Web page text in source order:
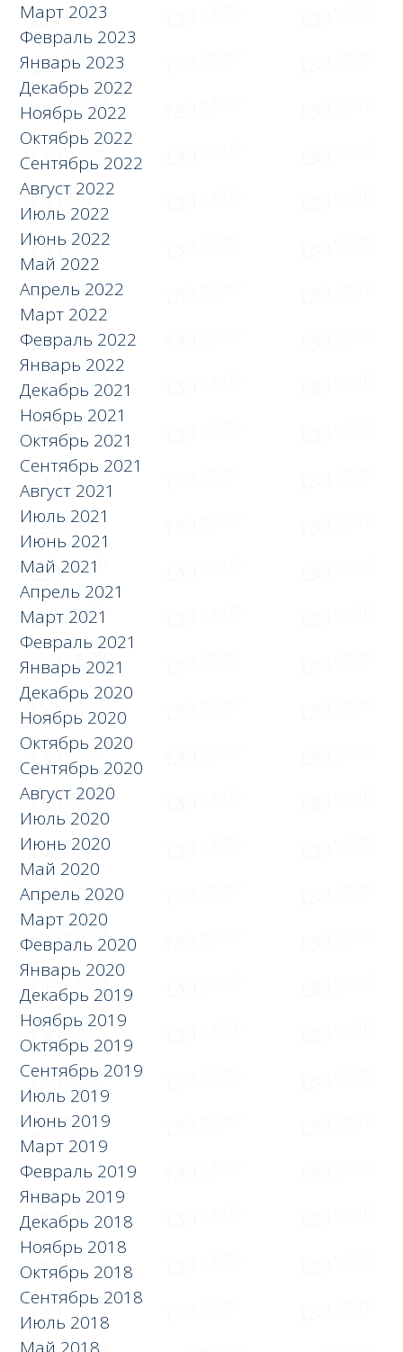
Март 2023
Февраль 2023
Январь 2023
Декабрь 2022
Ноябрь 2022
Октябрь 2022
Сентябрь 2022
Август 2022
Июль 2022
Июнь 2022
Май 2022
Апрель 2022
Март 2022
Февраль 2022
Январь 2022
Декабрь 2021
Ноябрь 2021
Октябрь 2021
Сентябрь 2021
Август 2021
Июль 2021
Июнь 2021
Май 2021
Апрель 2021
Март 2021
Февраль 2021
Январь 2021
Декабрь 2020
Ноябрь 2020
Октябрь 2020
Сентябрь 2020
Август 2020
Июль 2020
Июнь 2020
Май 2020
Апрель 2020
Март 2020
Февраль 2020
Январь 2020
Декабрь 2019
Ноябрь 2019
Октябрь 2019
Сентябрь 2019
Июль 2019
Июнь 2019
Март 2019
Февраль 2019
Январь 2019
Декабрь 2018
Ноябрь 2018
Октябрь 2018
Сентябрь 2018
Июль 2018